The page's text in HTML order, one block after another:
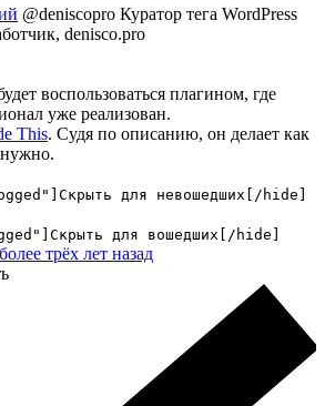
@deniscopro Куратор тега WordPress
denisco.pro
воспользоваться плагином, где
уже реализован.
This. Судя по описанию, он делает как
для невошедших[/hide]
для вошедших[/hide]
более трёх лет назад